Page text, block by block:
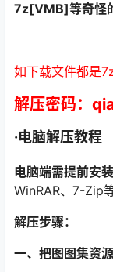
7z[VMB]等奇怪
如下载文件都是
解压密码：
·电脑解压教程
电脑端需提前安
WinRAR、7-Zip
解压步骤：
一、把图图集资